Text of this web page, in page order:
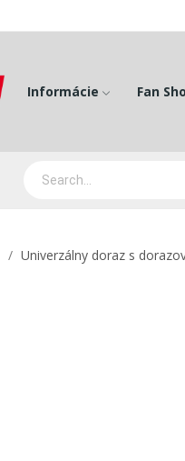
Informácie Fan
Univerzálny doraz s